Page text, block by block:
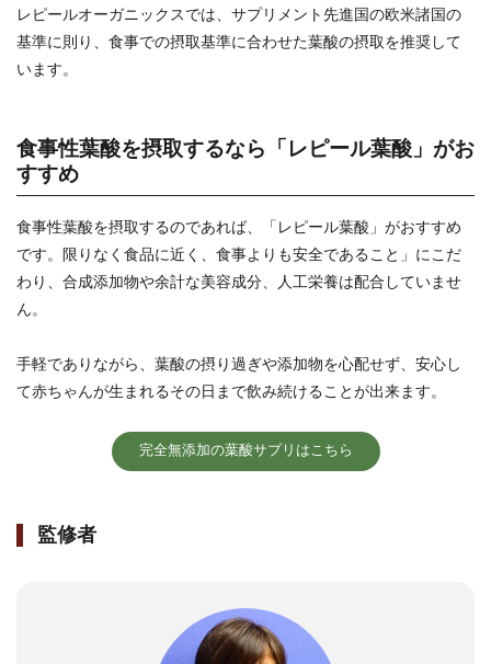
レピールオーガニックスでは、サプリメント先進国の欧米諸国の
基準に則り、食事での摂取基準に合わせた葉酸の摂取を推奨して
います。
食事性葉酸を摂取するなら「レピール葉酸」がお
すすめ
食事性葉酸を摂取するのであれば、「レピール葉酸」がおすすめ
です。限りなく食品に近く、食事よりも安全であること」にこだ
わり、合成添加物や余計な美容成分、人工栄養は配合していませ
ん。
手軽でありながら、葉酸の摂り過ぎや添加物を心配せず、安心し
て赤ちゃんが生まれるその日まで飲み続けることが出来ます。
完全無添加の葉酸サプリはこちら
監修者